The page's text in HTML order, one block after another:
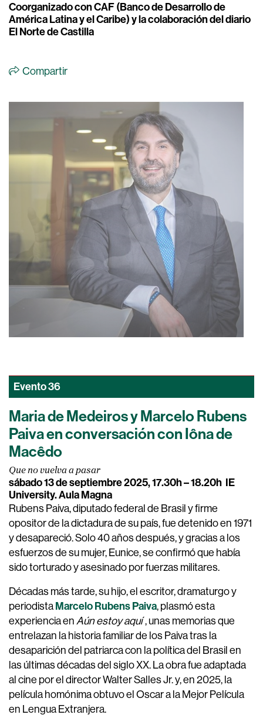
Coorganizado con CAF (Banco de Desarrollo de
América Latina y el Caribe) y la colaboración del diario
El Norte de Castilla
Compartir
Evento36
Maria de Medeiros y Marcelo Rubens
Paiva en conversación con Iôna de
Macêdo
Que no vuelva a pasar
sábado 13 de septiembre 2025, 17.30h – 18.20h IE
University. Aula Magna
Rubens Paiva, diputado federal de Brasil y firme
opositor de la dictadura de su país, fue detenido en 1971
y desapareció. Solo 40 años después, y gracias a los
esfuerzos de su mujer, Eunice, se confirmó que había
sido torturado y asesinado por fuerzas militares.
Décadas más tarde, su hijo, el escritor, dramaturgo y
periodista Marcelo Rubens Paiva, plasmó esta
experiencia en Aún estoy aquí, unas memorias que
entrelazan la historia familiar de los Paiva tras la
desaparición del patriarca con la política del Brasil en
las últimas décadas del siglo XX. La obra fue adaptada
al cine por el director Walter Salles Jr. y, en 2025, la
película homónima obtuvo el Oscar a la Mejor Película
en Lengua Extranjera.